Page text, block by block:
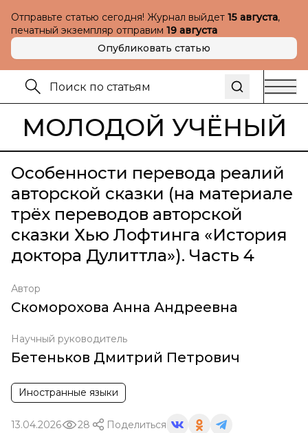
Отправьте статью сегодня! Журнал выйдет 15 августа,
печатный экземпляр отправим 19 августа
Опубликовать статью
МОЛОДОЙ УЧЁНЫЙ
Особенности перевода реалий
авторской сказки (на материале
трёх переводов авторской
сказки Хью Лофтинга «История
доктора Дулиттла»). Часть 4
Автор
Скоморохова Анна Андреевна
Научный руководитель
Бетеньков Дмитрий Петрович
Иностранные языки
13.04.2026 28 Поделиться